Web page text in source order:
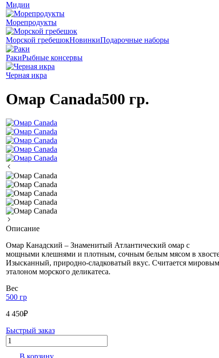
Мидии
Морепродукты
Морской гребешокНовинкиПодарочные наборы
РакиРыбные консервы
Черная икра
Омар Canada500 гр.
Описание
Омар Канадский – Знаменитый Атлантический омар с
мощными клешнями и плотным, сочным белым мясом в
Изысканный, природно-сладковатый вкус. Считается мировым
эталоном морского деликатеса.
Вес
500 гр
4 450₽
Быстрый заказ
Количество
В корзину